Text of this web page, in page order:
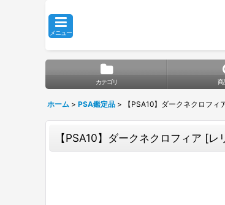
メニュー
カテゴリ 商
ホーム > PSA鑑定品 > 【PSA10】ダークネクロフ
【PSA10】ダークネクロフィア [